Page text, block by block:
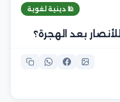
🕌 دينية لغوية
بعد الهجرة؟